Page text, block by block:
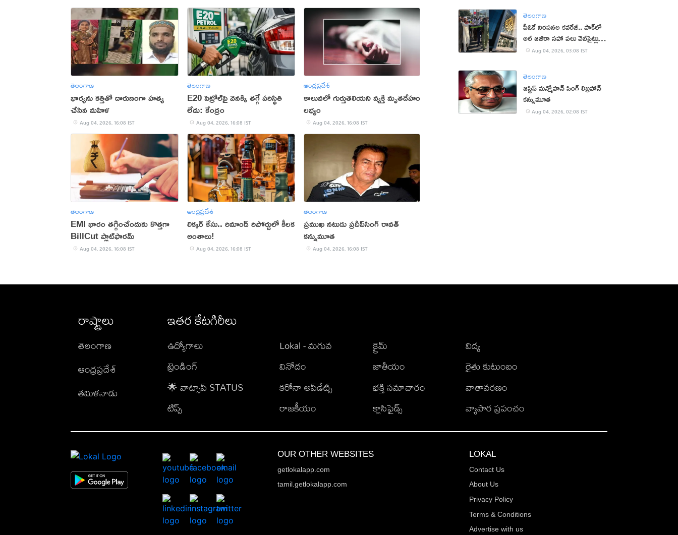
తెలంగాణ
భార్యను కత్తితో దారుణంగా హత్య
చేసిన మహిళ
Aug 04, 2026, 16:08 IST
తెలంగాణ
E20 పెట్రోల్‌పై వెనక్కి తగ్గే పరిస్థితి
లేదు: కేంద్రం
Aug 04, 2026, 16:08 IST
ఆంధ్రప్రదేశ్
కాలువలో గుర్తుతెలియని వ్యక్తి మృతదేహం
లభ్యం
Aug 04, 2026, 16:08 IST
తెలంగాణ
EMI భారం తగ్గించేందుకు కొత్తగా
BillCut ప్లాట్‌ఫారమ్
Aug 04, 2026, 16:08 IST
ఆంధ్రప్రదేశ్
లిక్కర్ కేసు.. రిమాండ్​ రిపోర్టులో కీలక
అంశాలు!
Aug 04, 2026, 16:08 IST
తెలంగాణ
ప్రముఖ నటుడు ప్రదీప్‌సింగ్‌ రావత్‌
కన్నుమూత
Aug 04, 2026, 16:08 IST
తెలంగాణ
పీఓకే నిరసనల కవరేజ్.. పాక్‌లో
అల్ జజీరా సహా పలు వెబ్‌సైట్లు
బంద్Aug 04, 2026, 03:08 IST
తెలంగాణ
జస్టిస్ మన్మోహన్ సింగ్ లిబ్రహాన్
కన్నుమూత
Aug 04, 2026, 02:08 IST
రాష్ట్రాలు
తెలంగాణ
ఆంధ్రప్రదేశ్
తమిళనాడు
ఇతర కేటగిరీలు
ఉద్యోగాలు
ట్రెండింగ్
🌟 వాట్సాప్ STATUS
టిప్స్
Lokal - మగువ
వినోదం
కరోనా అప్‌డేట్స్
రాజకీయం
క్రైమ్
జాతీయం
భక్తి సమాచారం
క్లాసిఫైడ్స్
విద్య
రైతు కుటుంబం
వాతావరణం
వ్యాపార ప్రపంచం
OUR OTHER WEBSITES
getlokalapp.com
tamil.getlokalapp.com
LOKAL
Contact Us
About Us
Privacy Policy
Terms & Conditions
Advertise with us